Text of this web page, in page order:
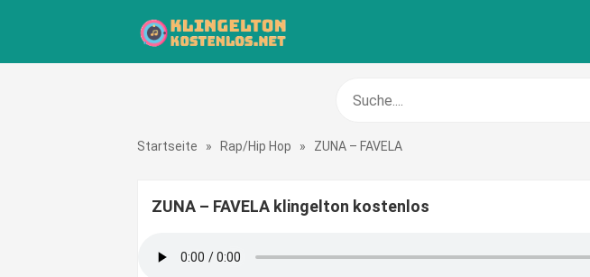
Startseite » Rap/Hip Hop » ZUNA – FAVELA
ZUNA – FAVELA klingelton kostenlos